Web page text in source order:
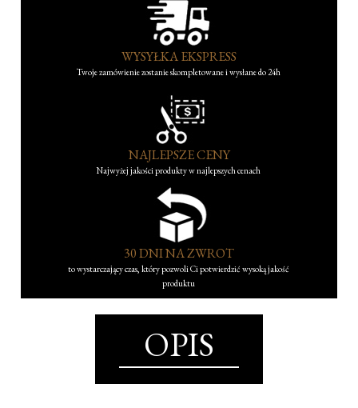
WYSYŁKA EKSPRESS
Twoje zamówienie zostanie skompletowane i wysłane do 24h
NAJLEPSZE CENY
Najwyżej jakości produkty w najlepszych cenach
30 DNI NA ZWROT
to wystarczający czas, który pozwoli Ci potwierdzić wysoką jakość
produktu
OPIS